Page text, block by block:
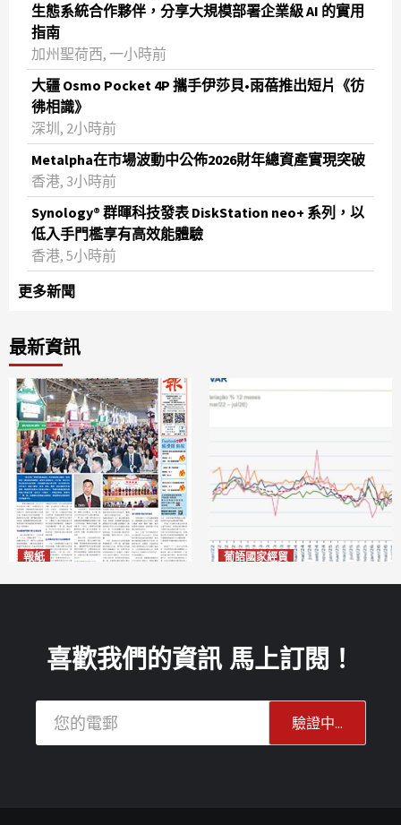
生態系統合作夥伴，分享大規模部署企業級 AI 的實用
指南
加州聖荷西, 一小時前
大疆 Osmo Pocket 4P 攜手伊莎貝•雨蓓推出短片《彷
彿相識》
深圳, 2小時前
Metalpha在市場波動中公佈2026財年總資產實現突破
‌香港, 3小時前
Synology® 群暉科技發表 DiskStation neo+ 系列，以
低入手門檻享有高效能體驗
香港, 5小時前
更多新聞
最新資訊
報紙 葡語國家經貿
喜歡我們的資訊 馬上訂閱！